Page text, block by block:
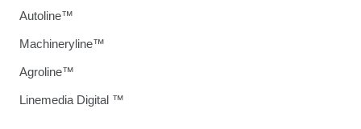
Autoline™
Machineryline™
Agroline™
Linemedia Digital ™